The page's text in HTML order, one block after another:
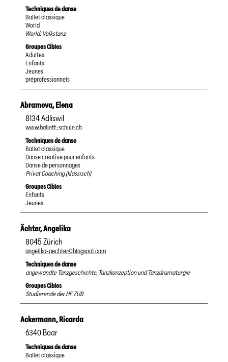
Techniques de danse
Ballet classique
World
World: Volkstanz
Groupes Cibles
Adultes
Enfants
Jeunes
préprofessionnels
Abramova,Elena
8134Adliswil
www.ballett-schule.ch
Techniques de danse
Ballet classique
Danse créative pour enfants
Danse de personnages
Privat Coaching (klassisch)
Groupes Cibles
Enfants
Jeunes
Ächter,Angelika
8045 Zürich
angelika-aechter@blogspot.com
Techniques de danse
angewandte Tanzgeschichte, Tanzkonzeption und Tanzdramaturgie
Groupes Cibles
Studierende der HF ZUB
Ackermann,Ricarda
6340 Baar
Techniques de danse
Ballet classique